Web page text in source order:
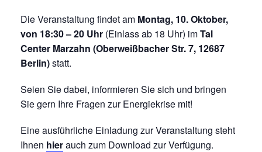
Die Veranstaltung findet am Montag, 10. Oktober,
von 18:30 – 20 Uhr (Einlass ab 18 Uhr) imTal
Center Marzahn (Oberweißbacher Str. 7, 12687
Berlin)statt.
Seien Sie dabei, informieren Sie sich und bringen
Sie gern Ihre Fragen zur Energiekrise mit!
Eine ausführliche Einladung zur Veranstaltung steht
Ihnen hierauch zum Download zur Verfügung.